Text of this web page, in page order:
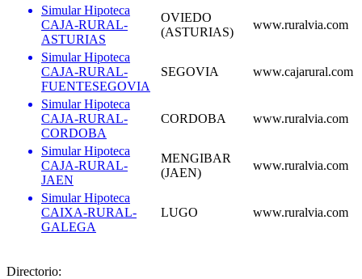
Simular Hipoteca
CAJA-RURAL-
ASTURIAS
OVIEDO
(ASTURIAS)
www.ruralvia.com
Simular Hipoteca
CAJA-RURAL-
FUENTESEGOVIA
SEGOVIA www.cajarural.com
Simular Hipoteca
CAJA-RURAL-
CORDOBA
CORDOBA www.ruralvia.com
Simular Hipoteca
CAJA-RURAL-
JAEN
MENGIBAR
(JAEN)
www.ruralvia.com
Simular Hipoteca
CAIXA-RURAL-
GALEGA
LUGO www.ruralvia.com
Directorio: